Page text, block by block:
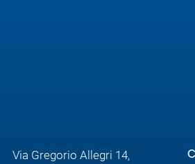
Via Gregorio Allegri 14,